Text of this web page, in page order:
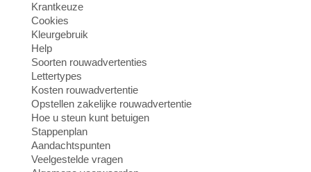
Krantkeuze
Cookies
Kleurgebruik
Help
Soorten rouwadvertenties
Lettertypes
Kosten rouwadvertentie
Opstellen zakelijke rouwadvertentie
Hoe u steun kunt betuigen
Stappenplan
Aandachtspunten
Veelgestelde vragen